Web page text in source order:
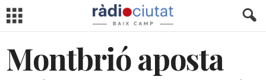
Montbrió aposta